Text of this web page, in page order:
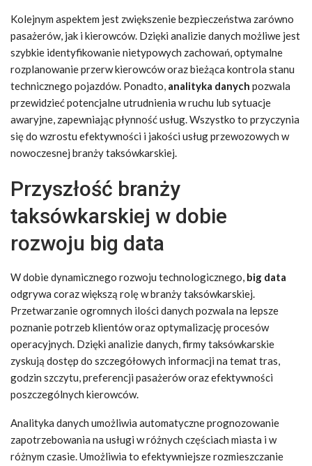
Kolejnym aspektem jest zwiększenie bezpieczeństwa zarówno
pasażerów, jak i kierowców. Dzięki analizie danych możliwe jest
szybkie identyfikowanie nietypowych zachowań, optymalne
rozplanowanie przerw kierowców oraz bieżąca kontrola stanu
technicznego pojazdów. Ponadto, analityka danych pozwala
przewidzieć potencjalne utrudnienia w ruchu lub sytuacje
awaryjne, zapewniając płynność usług. Wszystko to przyczynia
się do wzrostu efektywności i jakości usług przewozowych w
nowoczesnej branży taksówkarskiej.
Przyszłość branży
taksówkarskiej w dobie
rozwoju big data
W dobie dynamicznego rozwoju technologicznego, big data
odgrywa coraz większą rolę w branży taksówkarskiej.
Przetwarzanie ogromnych ilości danych pozwala na lepsze
poznanie potrzeb klientów oraz optymalizację procesów
operacyjnych. Dzięki analizie danych, firmy taksówkarskie
zyskują dostęp do szczegółowych informacji na temat tras,
godzin szczytu, preferencji pasażerów oraz efektywności
poszczególnych kierowców.
Analityka danych umożliwia automatyczne prognozowanie
zapotrzebowania na usługi w różnych częściach miasta i w
różnym czasie. Umożliwia to efektywniejsze rozmieszczanie